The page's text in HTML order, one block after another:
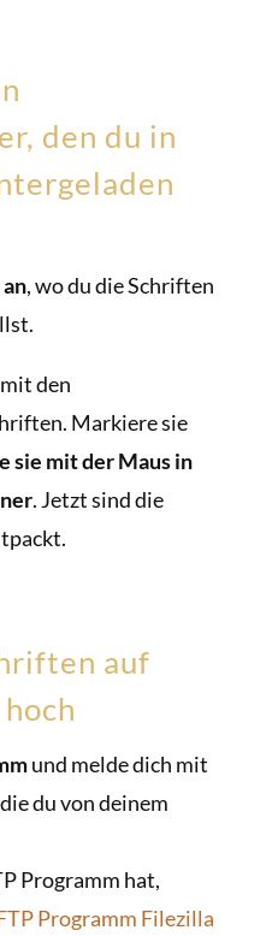
den du in
, wo du die Schriften
den
Markiere sie
sie mit der Maus in
. Jetzt sind die
auf
und melde dich mit
du von deinem
Programm hat,
Programm Filezilla